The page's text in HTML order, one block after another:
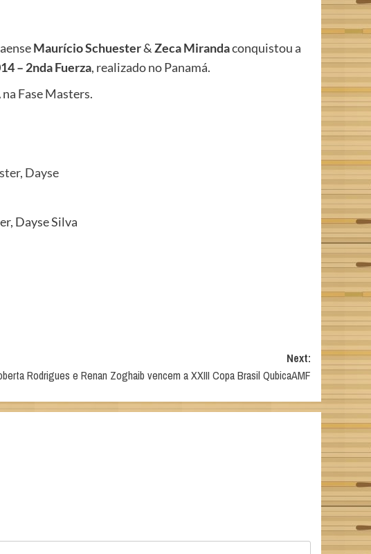
Maurício Schuester&Zeca Mirandaconquistou a
– 2nda Fuerza, realizado no Panamá.
Fase Masters.
Dayse Silva
Next:
Rodrigues e Renan Zoghaib vencem a XXIII Copa Brasil QubicaAMF